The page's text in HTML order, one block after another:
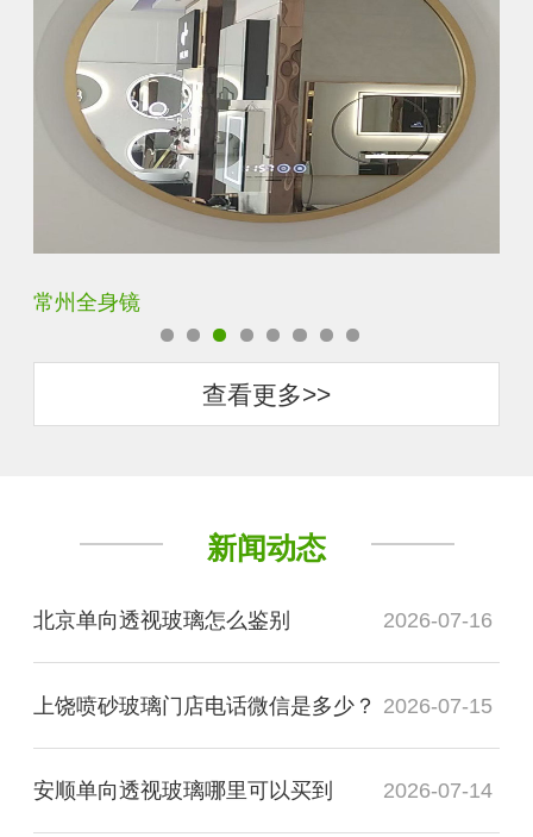
常州全身镜
查看更多>>
新闻动态
北京单向透视玻璃怎么鉴别 2026-07-16
上饶喷砂玻璃门店电话微信是多少？ 2026-07-15
安顺单向透视玻璃哪里可以买到 2026-07-14